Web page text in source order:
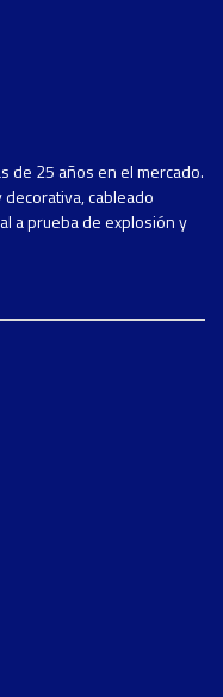
de 25 años en el mercado.
decorativa, cableado
a prueba de explosión y